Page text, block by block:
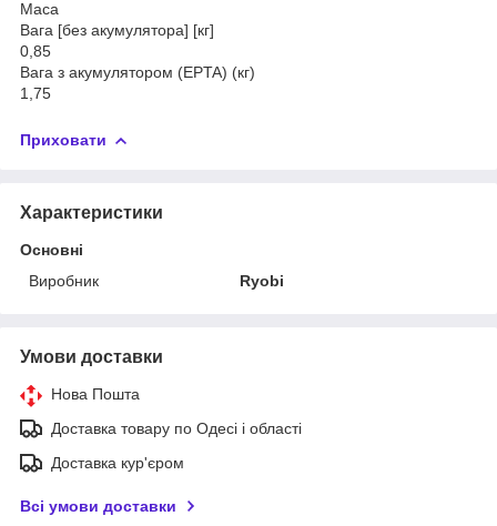
Маса
Вага [без акумулятора] [кг]
0,85
Вага з акумулятором (EPTA) (кг)
1,75
Приховати
Характеристики
Основні
Виробник
Ryobi
Умови доставки
Нова Пошта
Доставка товару по Одесі і області
Доставка кур'єром
Всі умови доставки